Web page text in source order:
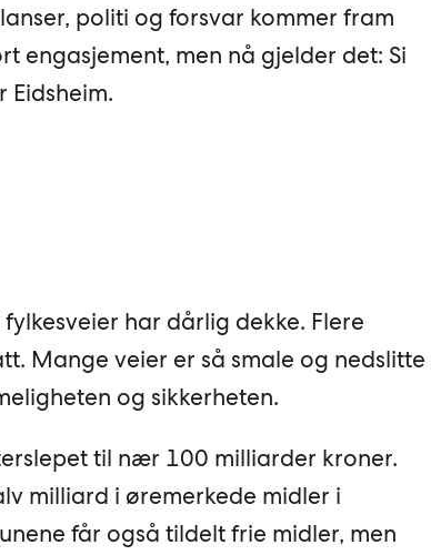
politi og forsvar kommer fram
engasjement, men nå gjelder det: Si
Eidsheim.
har dårlig dekke. Flere
Mange veier er så smale og nedslitte
og sikkerheten.
til nær 100 milliarder kroner.
milliard i øremerkede midler i
får også tildelt frie midler, men